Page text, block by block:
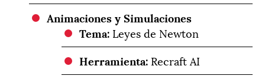
Animaciones y Simulaciones
Tema:Leyes de Newton
Herramienta:Recraft AI